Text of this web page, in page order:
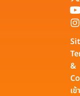
&
เข้า